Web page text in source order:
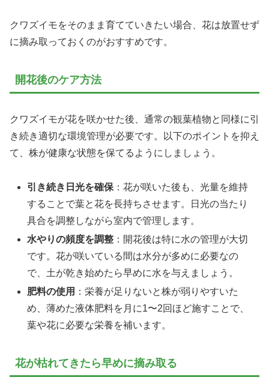
クワズイモをそのまま育てていきたい場合、花は放置せず
に摘み取っておくのがおすすめです。
開花後のケア方法
クワズイモが花を咲かせた後、通常の観葉植物と同様に引
き続き適切な環境管理が必要です。以下のポイントを抑え
て、株が健康な状態を保てるようにしましょう。
引き続き日光を確保 ：花が咲いた後も、光量を維持
することで葉と花を長持ちさせます。日光の当たり
具合を調整しながら室内で管理します。
水やりの頻度を調整 ：開花後は特に水の管理が大切
です。花が咲いている間は水分が多めに必要なの
で、土が乾き始めたら早めに水を与えましょう。
肥料の使用 ：栄養が足りないと株が弱りやすいた
め、薄めた液体肥料を月に1〜2回ほど施すことで、
葉や花に必要な栄養を補います。
花が枯れてきたら早めに摘み取る